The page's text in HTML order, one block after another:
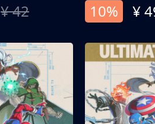
¥ 42
10%
¥